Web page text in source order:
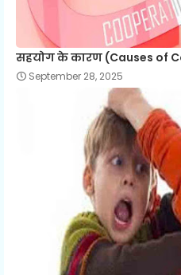
सहयोग के कारण (Causes of
September 28, 2025